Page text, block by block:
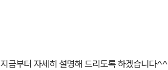
지금부터 자세히 설명해 드리도록 하겠습니다^^